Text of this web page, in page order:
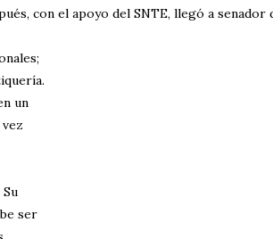
con el apoyo del SNTE, llegó a senador
un
ser